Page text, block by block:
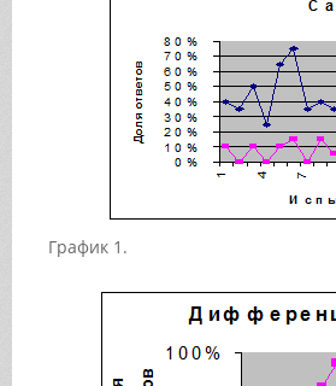
График 1.